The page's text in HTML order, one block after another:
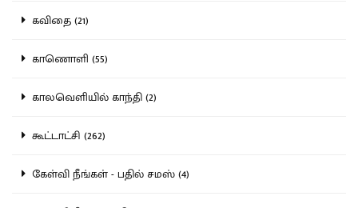
கவிதை (21)
காணொளி (55)
காலவெளியில் காந்தி (2)
கூட்டாட்சி (262)
கேள்வி நீங்கள் - பதில் சமஸ் (4)